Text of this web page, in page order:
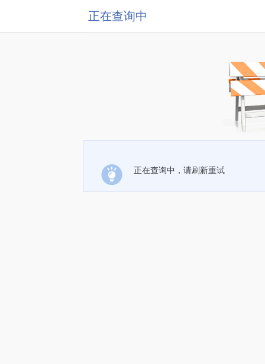
正在查询中
正在查询中，请刷新重试